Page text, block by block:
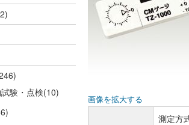
験・点検(10)
画像を拡大する
測定方